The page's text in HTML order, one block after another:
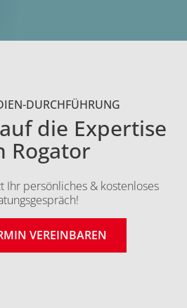
Dachzeile:
DURCHFÜHRUNG
die Expertise
Rogator
Intro:
Ihr persönliches & kostenloses
VEREINBAREN